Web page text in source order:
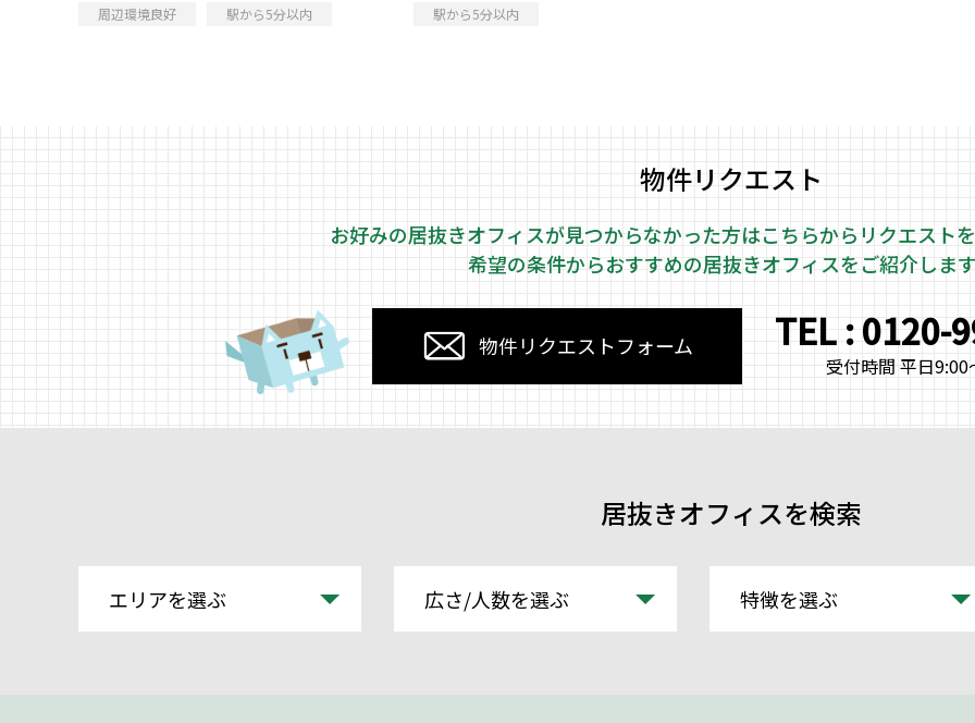
周辺環境良好
駅から5分以内
駅から5分以内
物件リクエスト
お好みの居抜きオフィスが見つからなかった方はこちらから リクエスト
希望の条件からおすすめの居抜きオフィスをご紹介しま
物件リクエストフォーム TEL : 0120-
受付時間 平日9:00
居抜きオフィスを検索
エリアを選ぶ 広さ/人数を選ぶ 特徴を選ぶ